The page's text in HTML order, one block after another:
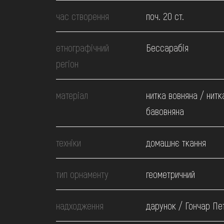
ВІДВІДАТИ
НАВЧИТИСЯ
ПОСЛУГИ
час створення поч. 20 ст.
етнографічний
регіон
Бессарабія
матеріал
нитка вовняна /
бавовняна
техніки домашнє ткання
тип орнаменту геометричний
надходження дарунок / Гончар